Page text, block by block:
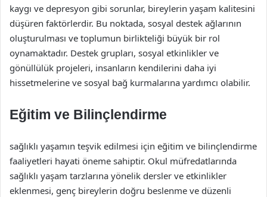
kaygı ve depresyon gibi sorunlar, bireylerin yaşam kalitesini
düşüren faktörlerdir. Bu noktada, sosyal destek ağlarının
oluşturulması ve toplumun birlikteliği büyük bir rol
oynamaktadır. Destek grupları, sosyal etkinlikler ve
gönüllülük projeleri, insanların kendilerini daha iyi
hissetmelerine ve sosyal bağ kurmalarına yardımcı olabilir.
Eğitim ve Bilinçlendirme
sağlıklı yaşamın teşvik edilmesi için eğitim ve bilinçlendirme
faaliyetleri hayati öneme sahiptir. Okul müfredatlarında
sağlıklı yaşam tarzlarına yönelik dersler ve etkinlikler
eklenmesi, genç bireylerin doğru beslenme ve düzenli